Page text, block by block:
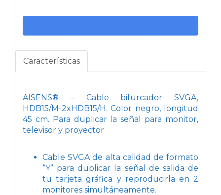
Características
AISENS® – Cable bifurcador SVGA,
HDB15/M-2xHDB15/H. Color negro, longitud
45 cm. Para duplicar la señal para monitor,
televisor y proyector
Cable SVGA de alta calidad de formato
“Y” para duplicar la señal de salida de
tu tarjeta gráfica y reproducirla en 2
monitores simultáneamente.